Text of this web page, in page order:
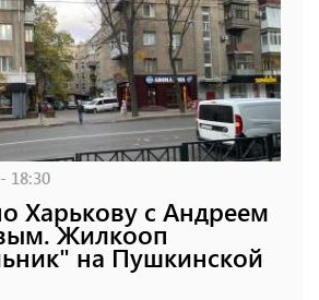
18:30
Харькову с Андреем
Жилкооп
на Пушкинской